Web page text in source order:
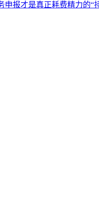
报才是真正耗费精力的